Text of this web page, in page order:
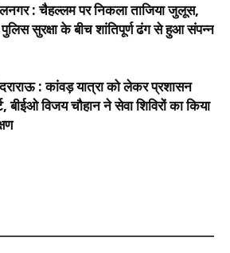
: चैहल्लम पर निकला ताजिया जुलूस,
सुरक्षा के बीच शांतिपूर्ण ढंग से हुआ संपन्न
: कांवड़ यात्रा को लेकर प्रशासन
बीईओ विजय चौहान ने सेवा शिविरों का किया